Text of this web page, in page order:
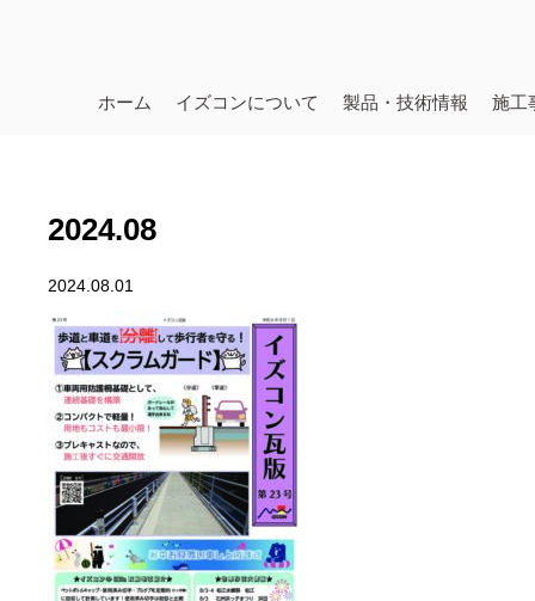
ホーム イズコンについて 製品・技術情報 施工
2024.08
2024.08.01